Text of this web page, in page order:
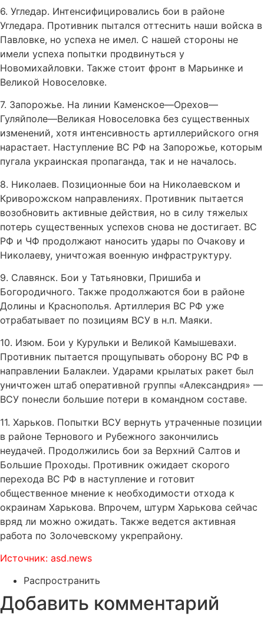
6. Угледар. Интенсифицировались бои в районе
Угледара. Противник пытался оттеснить наши войска в
Павловке, но успеха не имел. С нашей стороны не
имели успеха попытки продвинуться у
Новомихайловки. Также стоит фронт в Марьинке и
Великой Новоселовке.
7. Запорожье. На линии Каменское—Орехов—
Гуляйполе—Великая Новоселовка без существенных
изменений, хотя интенсивность артиллерийского огня
нарастает. Наступление ВС РФ на Запорожье, которым
пугала украинская пропаганда, так и не началось.
8. Николаев. Позиционные бои на Николаевском и
Криворожском направлениях. Противник пытается
возобновить активные действия, но в силу тяжелых
потерь существенных успехов снова не достигает. ВС
РФ и ЧФ продолжают наносить удары по Очакову и
Николаеву, уничтожая военную инфраструктуру.
9. Славянск. Бои у Татьяновки, Пришиба и
Богородичного. Также продолжаются бои в районе
Долины и Краснополья. Артиллерия ВС РФ уже
отрабатывает по позициям ВСУ в н.п. Маяки.
10. Изюм. Бои у Курульки и Великой Камышевахи.
Противник пытается прощупывать оборону ВС РФ в
направлении Балаклеи. Ударами крылатых ракет был
уничтожен штаб оперативной группы «Александрия» —
ВСУ понесли большие потери в командном составе.
11. Харьков. Попытки ВСУ вернуть утраченные позиции
в районе Тернового и Рубежного закончились
неудачей. Продолжились бои за Верхний Салтов и
Большие Проходы. Противник ожидает скорого
перехода ВС РФ в наступление и готовит
общественное мнение к необходимости отхода к
окраинам Харькова. Впрочем, штурм Харькова сейчас
вряд ли можно ожидать. Также ведется активная
работа по Золочевскому укрепрайону.
Источник: asd.news
Распространить
Добавить комментарий